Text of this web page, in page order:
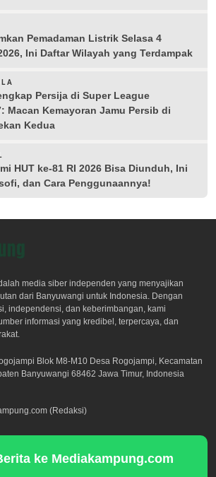
Pemadaman Listrik Selasa 4
Ini Daftar Wilayah yang Terdampak
Persija di Super League
Macan Kemayoran Jamu Persib di
Kedua
HUT ke-81 RI 2026 Bisa Diunduh, Ini
dan Cara Penggunaannya!
media siber independen yang menyajikan
dari Banyuwangi untuk Indonesia. Dengan
independensi, dan keberimbangan, kami
informasi yang kredibel, terpercaya, dan
Blok M8-M10 Desa Rogojampi, Kecamatan
Banyuwangi 68462 Jawa Timur, Indonesia
(Redaksi)
ke Mediakampung.com